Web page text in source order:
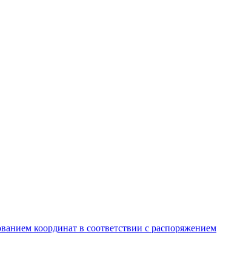
координат в соответствии с распоряжением